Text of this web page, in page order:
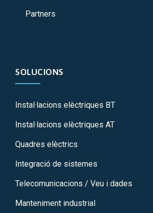
Partners
SOLUCIONS
Instal·lacions elèctriques BT
Instal·lacions elèctriques AT
Quadres elèctrics
Integració de sistemes
Telecomunicacions / Veu i dades
Manteniment industrial